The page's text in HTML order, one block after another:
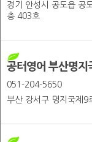
경기 안성시 공도읍 공
층 403호
공터영어 부산명지
051-204-5650
부산 강서구 명지국제